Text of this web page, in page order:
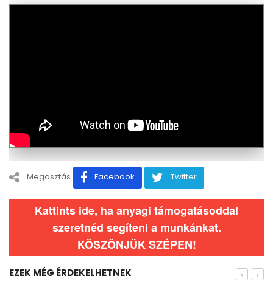
Megosztás Facebook Twitter
Kattints ide, ha anyagi támogatásoddal
szeretnéd segíteni a munkánkat.
KÖSZÖNJÜK SZÉPEN!
EZEK MÉG ÉRDEKELHETNEK